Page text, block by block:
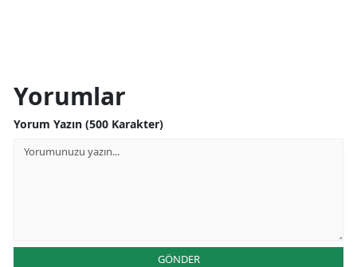
Yorumlar
Yorum Yazın (500 Karakter)
GÖNDER